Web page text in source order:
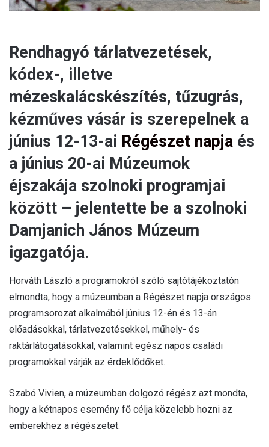
Rendhagyó tárlatvezetések,
kódex-, illetve
mézeskalácskészítés, tűzugrás,
kézműves vásár is szerepelnek a
június 12-13-ai Régészet napja és
a június 20-ai Múzeumok
éjszakája szolnoki programjai
között – jelentette be a szolnoki
Damjanich János Múzeum
igazgatója.
Horváth László a programokról szóló sajtótájékoztatón
elmondta, hogy a múzeumban a Régészet napja országos
programsorozat alkalmából június 12-én és 13-án
előadásokkal, tárlatvezetésekkel, műhely- és
raktárlátogatásokkal, valamint egész napos családi
programokkal várják az érdeklődőket.
Szabó Vivien, a múzeumban dolgozó régész azt mondta,
hogy a kétnapos esemény fő célja közelebb hozni az
emberekhez a régészetet.